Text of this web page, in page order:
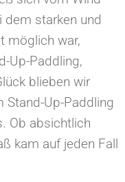
dem starken und
möglich war,
Up-Paddling,
blieben wir
Stand-Up-Paddling
Ob absichtlich
kam auf jeden Fall